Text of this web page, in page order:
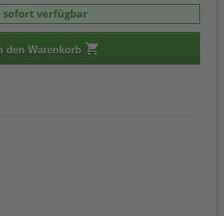
sofort verfügbar
den Warenkorb